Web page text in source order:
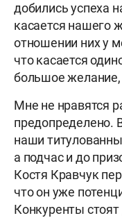
добились успеха
касается нашего
отношении них у
что касается
большое
Мне не нравятся
предопределено.
наши
а подчас и до
Костя Кравчук
что он уже
Конкуренты